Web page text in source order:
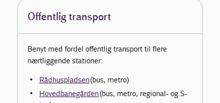
Offentlig transport
Benyt med fordel offentlig transport til flere
nærtliggende stationer:
Rådhuspladsen(bus, metro)
Hovedbanegården(bus, metro, regional- og S-